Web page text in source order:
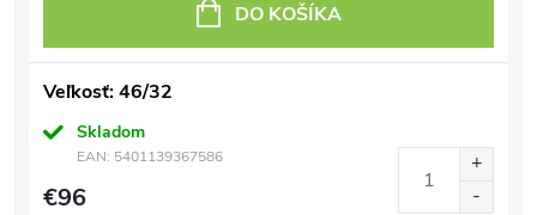
DO KOŠÍKA
Veľkosť: 46/32
Skladom
EAN: 5401139367586
€96